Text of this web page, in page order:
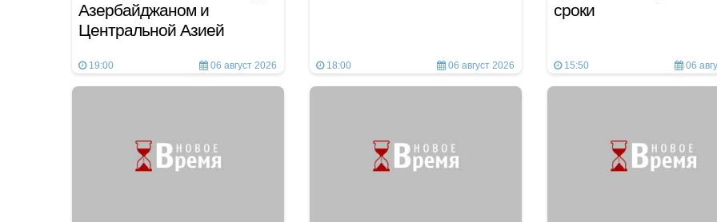
Азербайджаном и
Центральной Азией
19:00 06 август 2026 18:00 06 август 2026
сроки
15:50 06